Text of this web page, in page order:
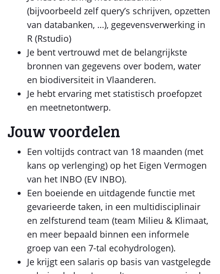
(bijvoorbeeld zelf query’s schrijven, opzetten
van databanken, …), gegevensverwerking in
R (Rstudio)
Je bent vertrouwd met de belangrijkste
bronnen van gegevens over bodem, water
en biodiversiteit in Vlaanderen.
Je hebt ervaring met statistisch proefopzet
en meetnetontwerp.
Jouw voordelen
Een voltijds contract van 18 maanden (met
kans op verlenging) op het Eigen Vermogen
van het INBO (EV INBO).
Een boeiende en uitdagende functie met
gevarieerde taken, in een multidisciplinair
en zelfsturend team (team Milieu & Klimaat,
en meer bepaald binnen een informele
groep van een 7-tal ecohydrologen).
Je krijgt een salaris op basis van vastgelegde